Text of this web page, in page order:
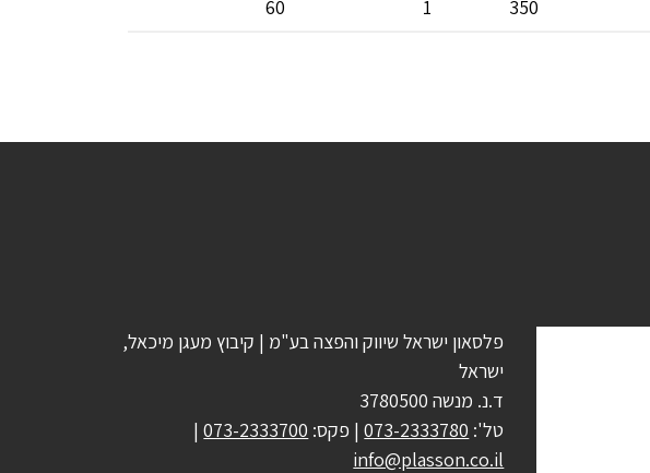
350
1
60
פלסאון ישראל שיווק והפצה בע"מ | קיבוץ מעגן מיכאל,
ישראל
ד.נ. מנשה 3780500
טל': 073-2333780| פקס: 073-2333700
|
info@plasson.co.il